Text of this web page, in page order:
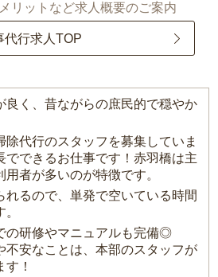
リットなど求人概要のご案内
代行求人TOP
良く、昔ながらの庶民的で穏やか
除代行のスタッフを募集していま
でできるお仕事です！赤羽橋は主
者が多いのが特徴です。
れるので、単発で空いている時間
の研修やマニュアルも完備◎
不安なことは、本部のスタッフが
！